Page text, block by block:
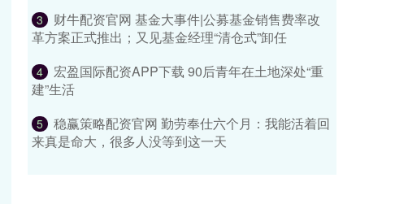
3
财牛配资官网 基金大事件|公募基金销售费率改
革方案正式推出；又见基金经理“清仓式”卸任
4
宏盈国际配资APP下载 90后青年在土地深处“重
建”生活
5
稳赢策略配资官网 勤劳奉仕六个月：我能活着回
来真是命大，很多人没等到这一天